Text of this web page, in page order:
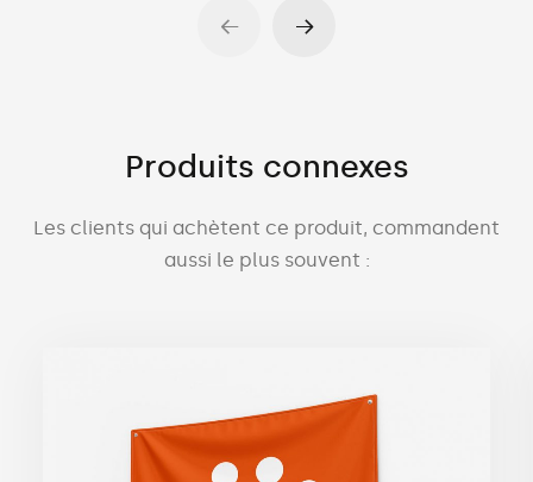
Produits connexes
Les clients qui achètent ce produit, commandent
aussi le plus souvent :